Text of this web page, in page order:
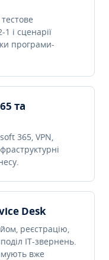
1 і сценарії
програми-
та
365, VPN,
Desk
реєстрацію,
IT-звернень.
вже